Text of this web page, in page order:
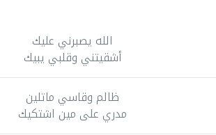
الله يصبرني عليك
أشقيتني وقلبي يبيك
ظالم وقاسي ماتلين
مدري على مين اشتكيك